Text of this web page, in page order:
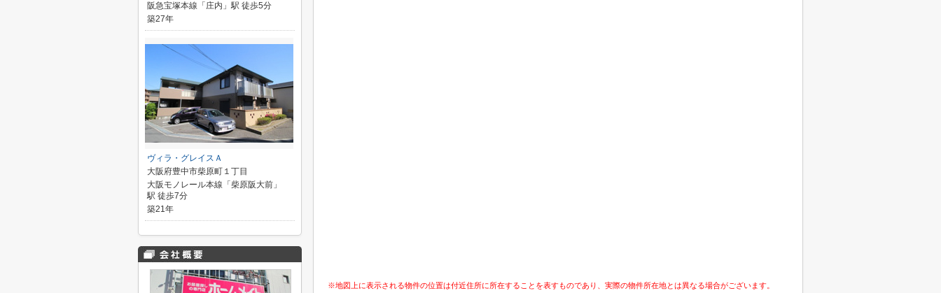
※地図上に表示される物件の位置は付近住所に所在することを表すものであり、実際の物件所在地とは異なる場合がございます。
阪急宝塚本線「庄内」駅 徒歩5分
築27年
ヴィラ・グレイスＡ
大阪府豊中市柴原町１丁目
大阪モノレール本線「柴原阪大前」
駅 徒歩7分
築21年